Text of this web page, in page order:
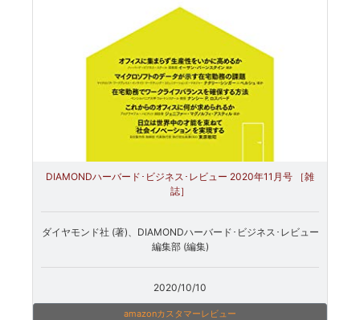
DIAMONDハーバード･ビジネス･レビュー 2020年11月号 ［雑
誌］
ダイヤモンド社 (著)、DIAMONDハーバード･ビジネス･レビュー
編集部 (編集)
2020/10/10
amazonカスタマーレビュー